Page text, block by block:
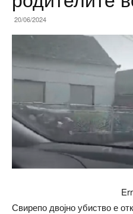
20/06/2024
Свирепо двојно убиство е